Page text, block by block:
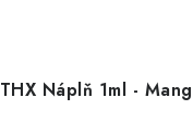
THX Náplň 1ml -